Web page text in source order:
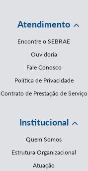
Atendimento
Encontre o SEBRAE
Ouvidoria
Fale Conosco
Política de Privacidade
Contrato de Prestação de Serviço
Institucional
Quem Somos
Estrutura Organizacional
Atuação